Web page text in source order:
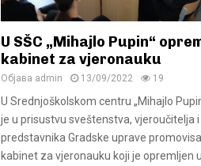
U SŠC „Mihajlo Pupin“
kabinet za vjeronauku
Објава admin 13/09/2022 19
U Srednjoškolskom centru „Mihajlo
je u prisustvu sveštenstva, vjeroučitelja i
predstavnika Gradske uprave
kabinet za vjeronauku koji je opremljen